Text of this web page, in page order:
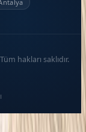
hakları saklıdır.